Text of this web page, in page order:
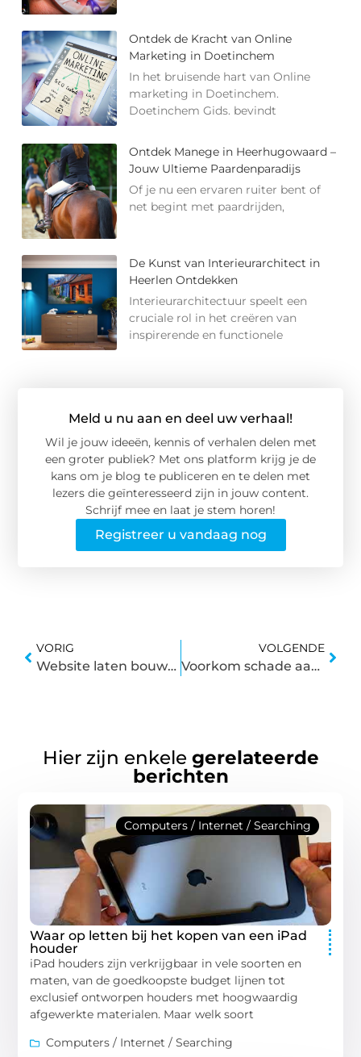
Ontdek de Kracht van Online
Marketing in Doetinchem
In het bruisende hart van Online
marketing in Doetinchem.
Doetinchem Gids. bevindt
Ontdek Manege in Heerhugowaard –
Jouw Ultieme Paardenparadijs
Of je nu een ervaren ruiter bent of
net begint met paardrijden,
De Kunst van Interieurarchitect in
Heerlen Ontdekken
Interieurarchitectuur speelt een
cruciale rol in het creëren van
inspirerende en functionele
Meld u nu aan en deel uw verhaal!
Wil je jouw ideeën, kennis of verhalen delen met
een groter publiek? Met ons platform krijg je de
kans om je blog te publiceren en te delen met
lezers die geïnteresseerd zijn in jouw content.
Schrijf mee en laat je stem horen!
Registreer u vandaag nog
VORIG
Website laten bouwen Rotterdam
VOLGENDE
Voorkom schade aan je nieuwe auto
Hier zijn enkele gerelateerde
berichten
Computers / Internet / Searching
Waar op letten bij het kopen van een iPad
houder
iPad houders zijn verkrijgbaar in vele soorten en
maten, van de goedkoopste budget lijnen tot
exclusief ontworpen houders met hoogwaardig
afgewerkte materialen. Maar welk soort
Computers / Internet / Searching